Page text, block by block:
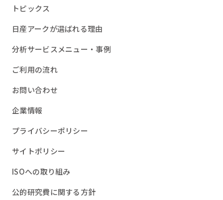
トピックス
日産アークが選ばれる理由
分析サービスメニュー・事例
ご利用の流れ
お問い合わせ
企業情報
プライバシーポリシー
サイトポリシー
ISOへの取り組み
公的研究費に関する方針